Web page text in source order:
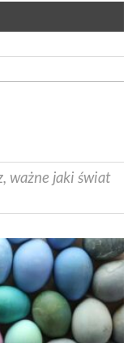
ważne jaki świat